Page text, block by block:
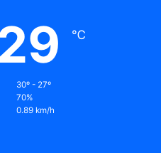
℃
30º - 27º
70%
0.89 km/h